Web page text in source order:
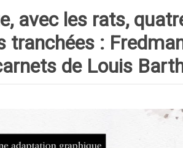
avec les rats,
tranchées :
de Louis